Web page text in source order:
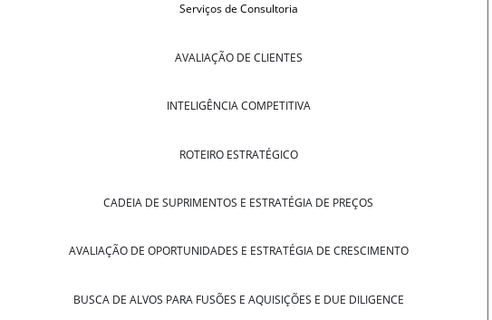
Serviços de Consultoria
AVALIAÇÃO DE CLIENTES
INTELIGÊNCIA COMPETITIVA
ROTEIRO ESTRATÉGICO
CADEIA DE SUPRIMENTOS E ESTRATÉGIA DE PREÇOS
AVALIAÇÃO DE OPORTUNIDADES E ESTRATÉGIA DE CRESCIMENTO
BUSCA DE ALVOS PARA FUSÕES E AQUISIÇÕES E DUE DILIGENCE